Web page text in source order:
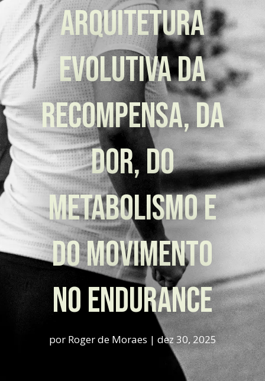
arquitetura
evolutiva da
recompensa, da
dor, do
metabolismo e
do movimento
no endurance
por Roger de Moraes | dez 30, 2025